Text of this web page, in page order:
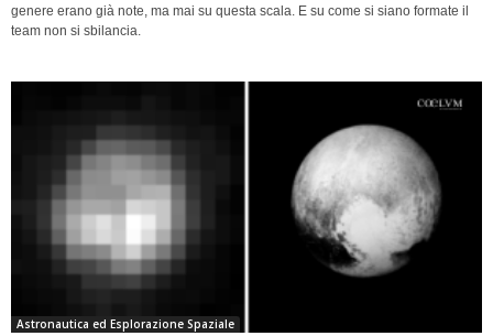
genere erano già note, ma mai su questa scala. E su come si siano formate il
team non si sbilancia.
Astronautica ed Esplorazione Spaziale